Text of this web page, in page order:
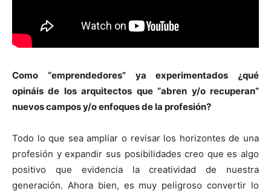
Como “emprendedores” ya experimentados ¿qué
opináis de los arquitectos que “abren y/o recuperan”
nuevos campos y/o enfoques de la profesión?
Todo lo que sea ampliar o revisar los horizontes de una
profesión y expandir sus posibilidades creo que es algo
positivo que evidencia la creatividad de nuestra
generación. Ahora bien, es muy peligroso convertir lo